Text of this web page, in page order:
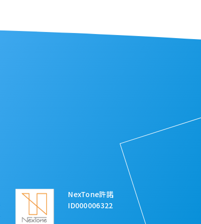
NexTone許諾
ID000006322